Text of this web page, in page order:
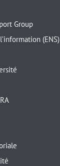
Group
(ENS)